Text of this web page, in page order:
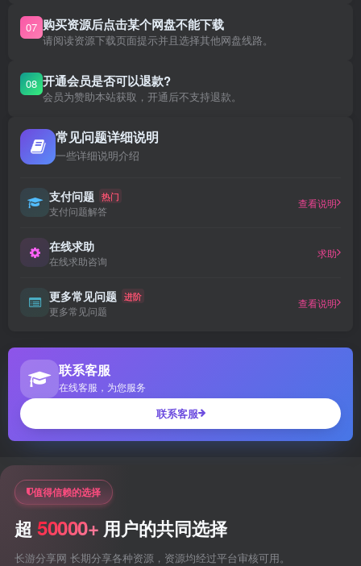
07 购买资源后点击某个网盘不能下载
请阅读资源下载页面提示并且选择其他网盘线路。
08 开通会员是否可以退款?
会员为赞助本站获取，开通后不支持退款。
常见问题详细说明
一些详细说明介绍
支付问题 热门
支付问题解答
查看说明
在线求助
在线求助咨询
求助
更多常见问题 进阶
更多常见问题
查看说明
联系客服
在线客服，为您服务
联系客服
值得信赖的选择
超 50000+ 用户的共同选择
长游分享网 长期分享各种资源，资源均经过平台审核可用。